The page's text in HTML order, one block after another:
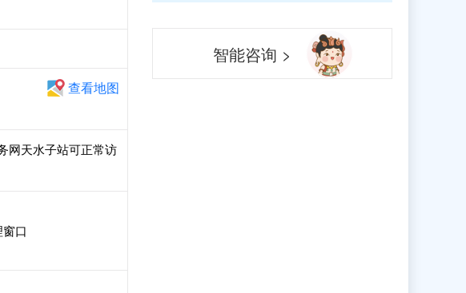
查看地图
网天水子站可正常访
口
智能咨询 >